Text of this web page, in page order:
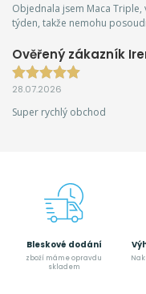
Objednala jsem Maca
týden, takže nemohu
Ověřený zákazník
28.07.2026
Super rychlý obchod
Bleskové dodání
zboží máme opravdu
skladem